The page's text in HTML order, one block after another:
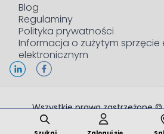
Blog
Regulaminy
Polityka prywatności
Informacja o zużytym sprzęcie
elektronicznym
Wszystkie prawa zastrzeżone
Powered by
Network